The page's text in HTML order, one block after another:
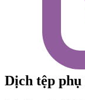
Dịch tệp phụ